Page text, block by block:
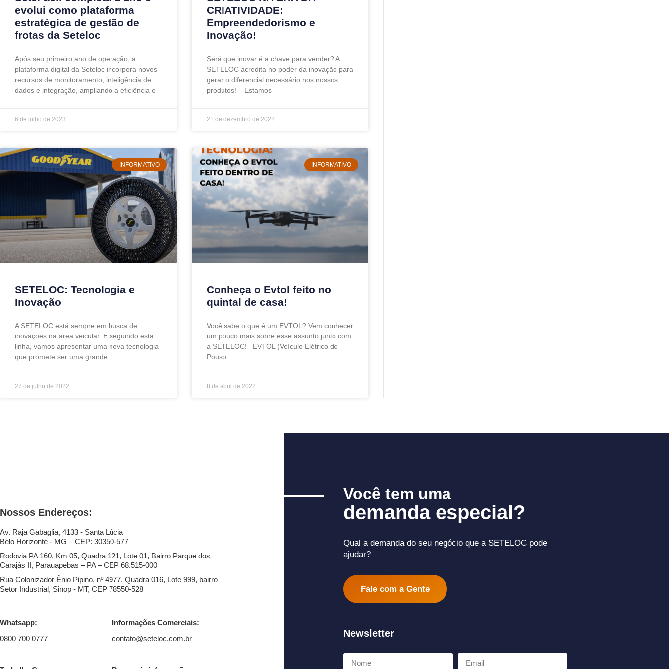
evolui como plataforma
estratégica de gestão de
frotas da Seteloc
Após seu primeiro ano de operação, a
plataforma digital da Seteloc incorpora novos
recursos de monitoramento, inteligência de
dados e integração, ampliando a eficiência e
6 de julho de 2023
CRIATIVIDADE:
Empreendedorismo e
Inovação!
Será que inovar é a chave para vender? A
SETELOC acredita no poder da inovação para
gerar o diferencial necessário nos nossos
produtos! Estamos
21 de dezembro de 2022
INFORMATIVO
SETELOC: Tecnologia e
Inovação
A SETELOC está sempre em busca de
inovações na área veicular. E seguindo esta
linha, vamos apresentar uma nova tecnologia
que promete ser uma grande
27 de julho de 2022
INFORMATIVO
Conheça o Evtol feito no
quintal de casa!
Você sabe o que é um EVTOL? Vem conhecer
um pouco mais sobre esse assunto junto com
a SETELOC! EVTOL (Veículo Elétrico de
Pouso
8 de abril de 2022
Nossos Endereços:
Av. Raja Gabaglia, 4133 - Santa Lúcia
Belo Horizonte - MG – CEP: 30350-577
Rodovia PA 160, Km 05, Quadra 121, Lote 01, Bairro Parque dos
Carajás II, Parauapebas – PA – CEP 68.515-000
Rua Colonizador Ênio Pipino, nº 4977, Quadra 016, Lote 999, bairro
Setor Industrial, Sinop - MT, CEP 78550-528
Whatsapp:
0800 700 0777
Informações Comerciais:
contato@seteloc.com.br
Você tem uma
demanda especial?
Qual a demanda do seu negócio que a SETELOC pode
ajudar?
Fale com a Gente
Newsletter